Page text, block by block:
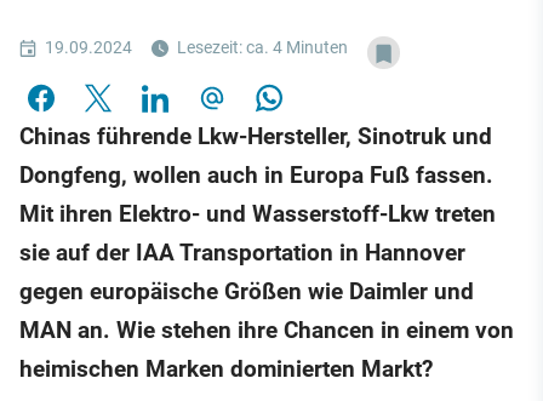
19.09.2024 Lesezeit: ca. 4 Minuten
Chinas führende Lkw-Hersteller, Sinotruk und
Dongfeng, wollen auch in Europa Fuß fassen.
Mit ihren Elektro- und Wasserstoff-Lkw treten
sie auf der IAA Transportation in Hannover
gegen europäische Größen wie Daimler und
MAN an. Wie stehen ihre Chancen in einem von
heimischen Marken dominierten Markt?